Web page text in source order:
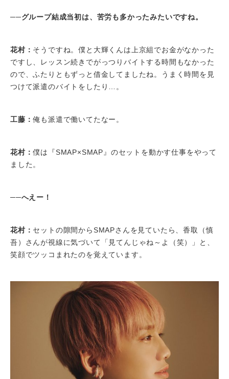
──グループ結成当初は、苦労も多かったみたいですね。
花村： そうですね。僕と大輝くんは上京組でお金がなかった
ですし、レッスン続きでがっつりバイトする時間もなかった
ので、ふたりともずっと借金してましたね。うまく時間を見
つけて派遣のバイトをしたり…。
工藤：俺も派遣で働いてたなー。
花村：僕は『SMAP×SMAP』のセットを動かす仕事をやって
ました。
──へえー！
花村： セットの隙間からSMAPさんを見ていたら、香取（慎
吾）さんが視線に気づいて「見てんじゃね～よ（笑）」と、
笑顔でツッコまれたのを覚えています。